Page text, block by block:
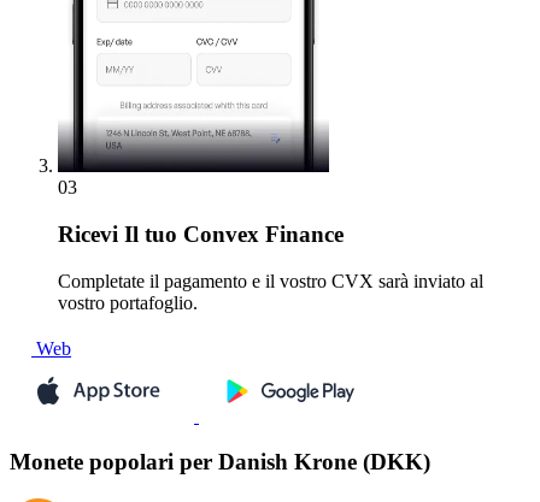
03
Ricevi Il tuo Convex Finance
Completate il pagamento e il vostro CVX sarà inviato al
vostro portafoglio.
Web
Monete popolari per Danish Krone (DKK)